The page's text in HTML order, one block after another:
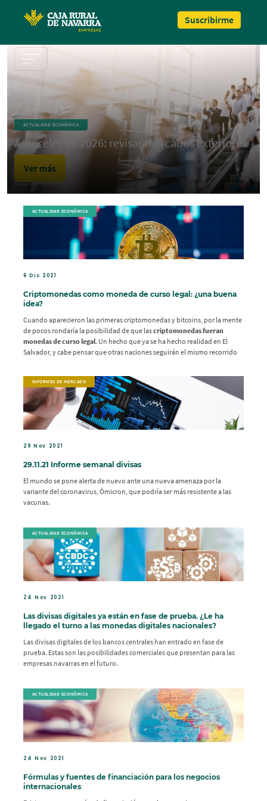
Suscribirme
ACTUALIDAD ECONÓMICA
Aranceles en 2026: revisar mercados exteriores
Ver más
ACTUALIDAD ECONÓMICA
6 Dic 2021
Criptomonedas como moneda de curso legal: ¿una buena
idea?
Cuando aparecieron las primeras criptomonedas y bitcoins, por la mente
de pocos rondaría la posibilidad de que lascriptomonedas fueran
monedas de curso legal. Un hecho que ya se ha hecho realidad en El
Salvador, y cabe pensar que otras naciones seguirán el mismo recorrido
INFORMES DE MERCADO
29 Nov 2021
29.11.21 Informe semanal divisas
El mundo se pone alerta de nuevo ante una nueva amenaza por la
variante del coronavirus, Ómicron, que podría ser más resistente a las
vacunas.
ACTUALIDAD ECONÓMICA
24 Nov 2021
Las divisas digitales ya están en fase de prueba. ¿Le ha
llegado el turno a las monedas digitales nacionales?
Las divisas digitales de los bancos centrales han entrado en fase de
prueba. Estas son las posibilidades comerciales que presentan para las
empresas navarras en el futuro.
ACTUALIDAD ECONÓMICA
24 Nov 2021
Fórmulas y fuentes de financiación para los negocios
internacionales